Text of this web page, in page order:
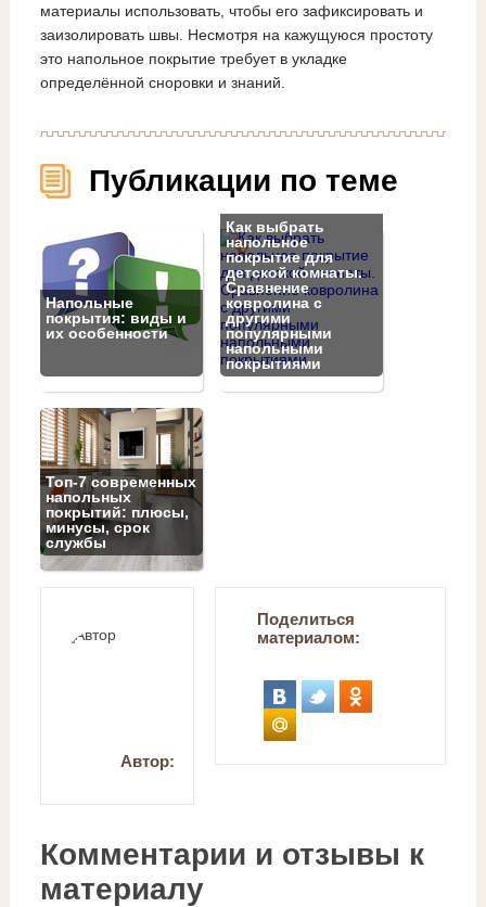
материалы использовать, чтобы его зафиксировать и
заизолировать швы. Несмотря на кажущуюся простоту
это напольное покрытие требует в укладке
определённой сноровки и знаний.
Публикации по теме
Напольные
покрытия: виды и
их особенности
Как выбрать
напольное
покрытие для
детской комнаты.
Сравнение
ковролина с
другими
популярными
напольными
покрытиями
Топ‑7 современных
напольных
покрытий: плюсы,
минусы, срок
службы
Автор:
Поделиться
материалом:
Комментарии и отзывы к
материалу